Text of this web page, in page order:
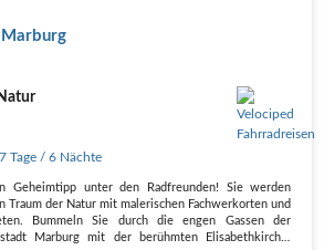
Marburg
7 Tage / 6 Nächte
Geheimtipp unter den Radfreunden! Sie werden
Traum der Natur mit malerischen Fachwerkorten und
Bummeln Sie durch die engen Gassen der
Marburg mit der berühmten Elisabethkirche.